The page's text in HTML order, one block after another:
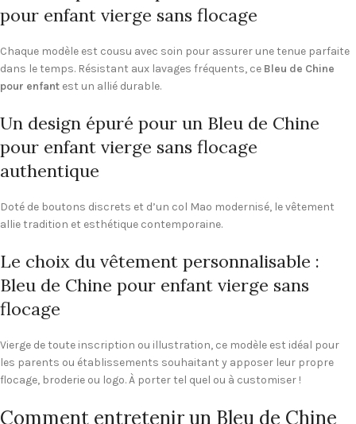
pour enfant vierge sans flocage
Chaque modèle est cousu avec soin pour assurer une tenue parfaite
dans le temps. Résistant aux lavages fréquents, ce Bleu de Chine
pour enfant est un allié durable.
Un design épuré pour un Bleu de Chine
pour enfant vierge sans flocage
authentique
Doté de boutons discrets et d’un col Mao modernisé, le vêtement
allie tradition et esthétique contemporaine.
Le choix du vêtement personnalisable :
Bleu de Chine pour enfant vierge sans
flocage
Vierge de toute inscription ou illustration, ce modèle est idéal pour
les parents ou établissements souhaitant y apposer leur propre
flocage, broderie ou logo. À porter tel quel ou à customiser !
Comment entretenir un Bleu de Chine